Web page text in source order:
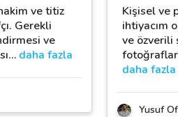
ve titiz
Gerekli
ve
… daha fazla
Kişisel ve
ihtiyacım
ve özverili
daha fazla
Yusuf